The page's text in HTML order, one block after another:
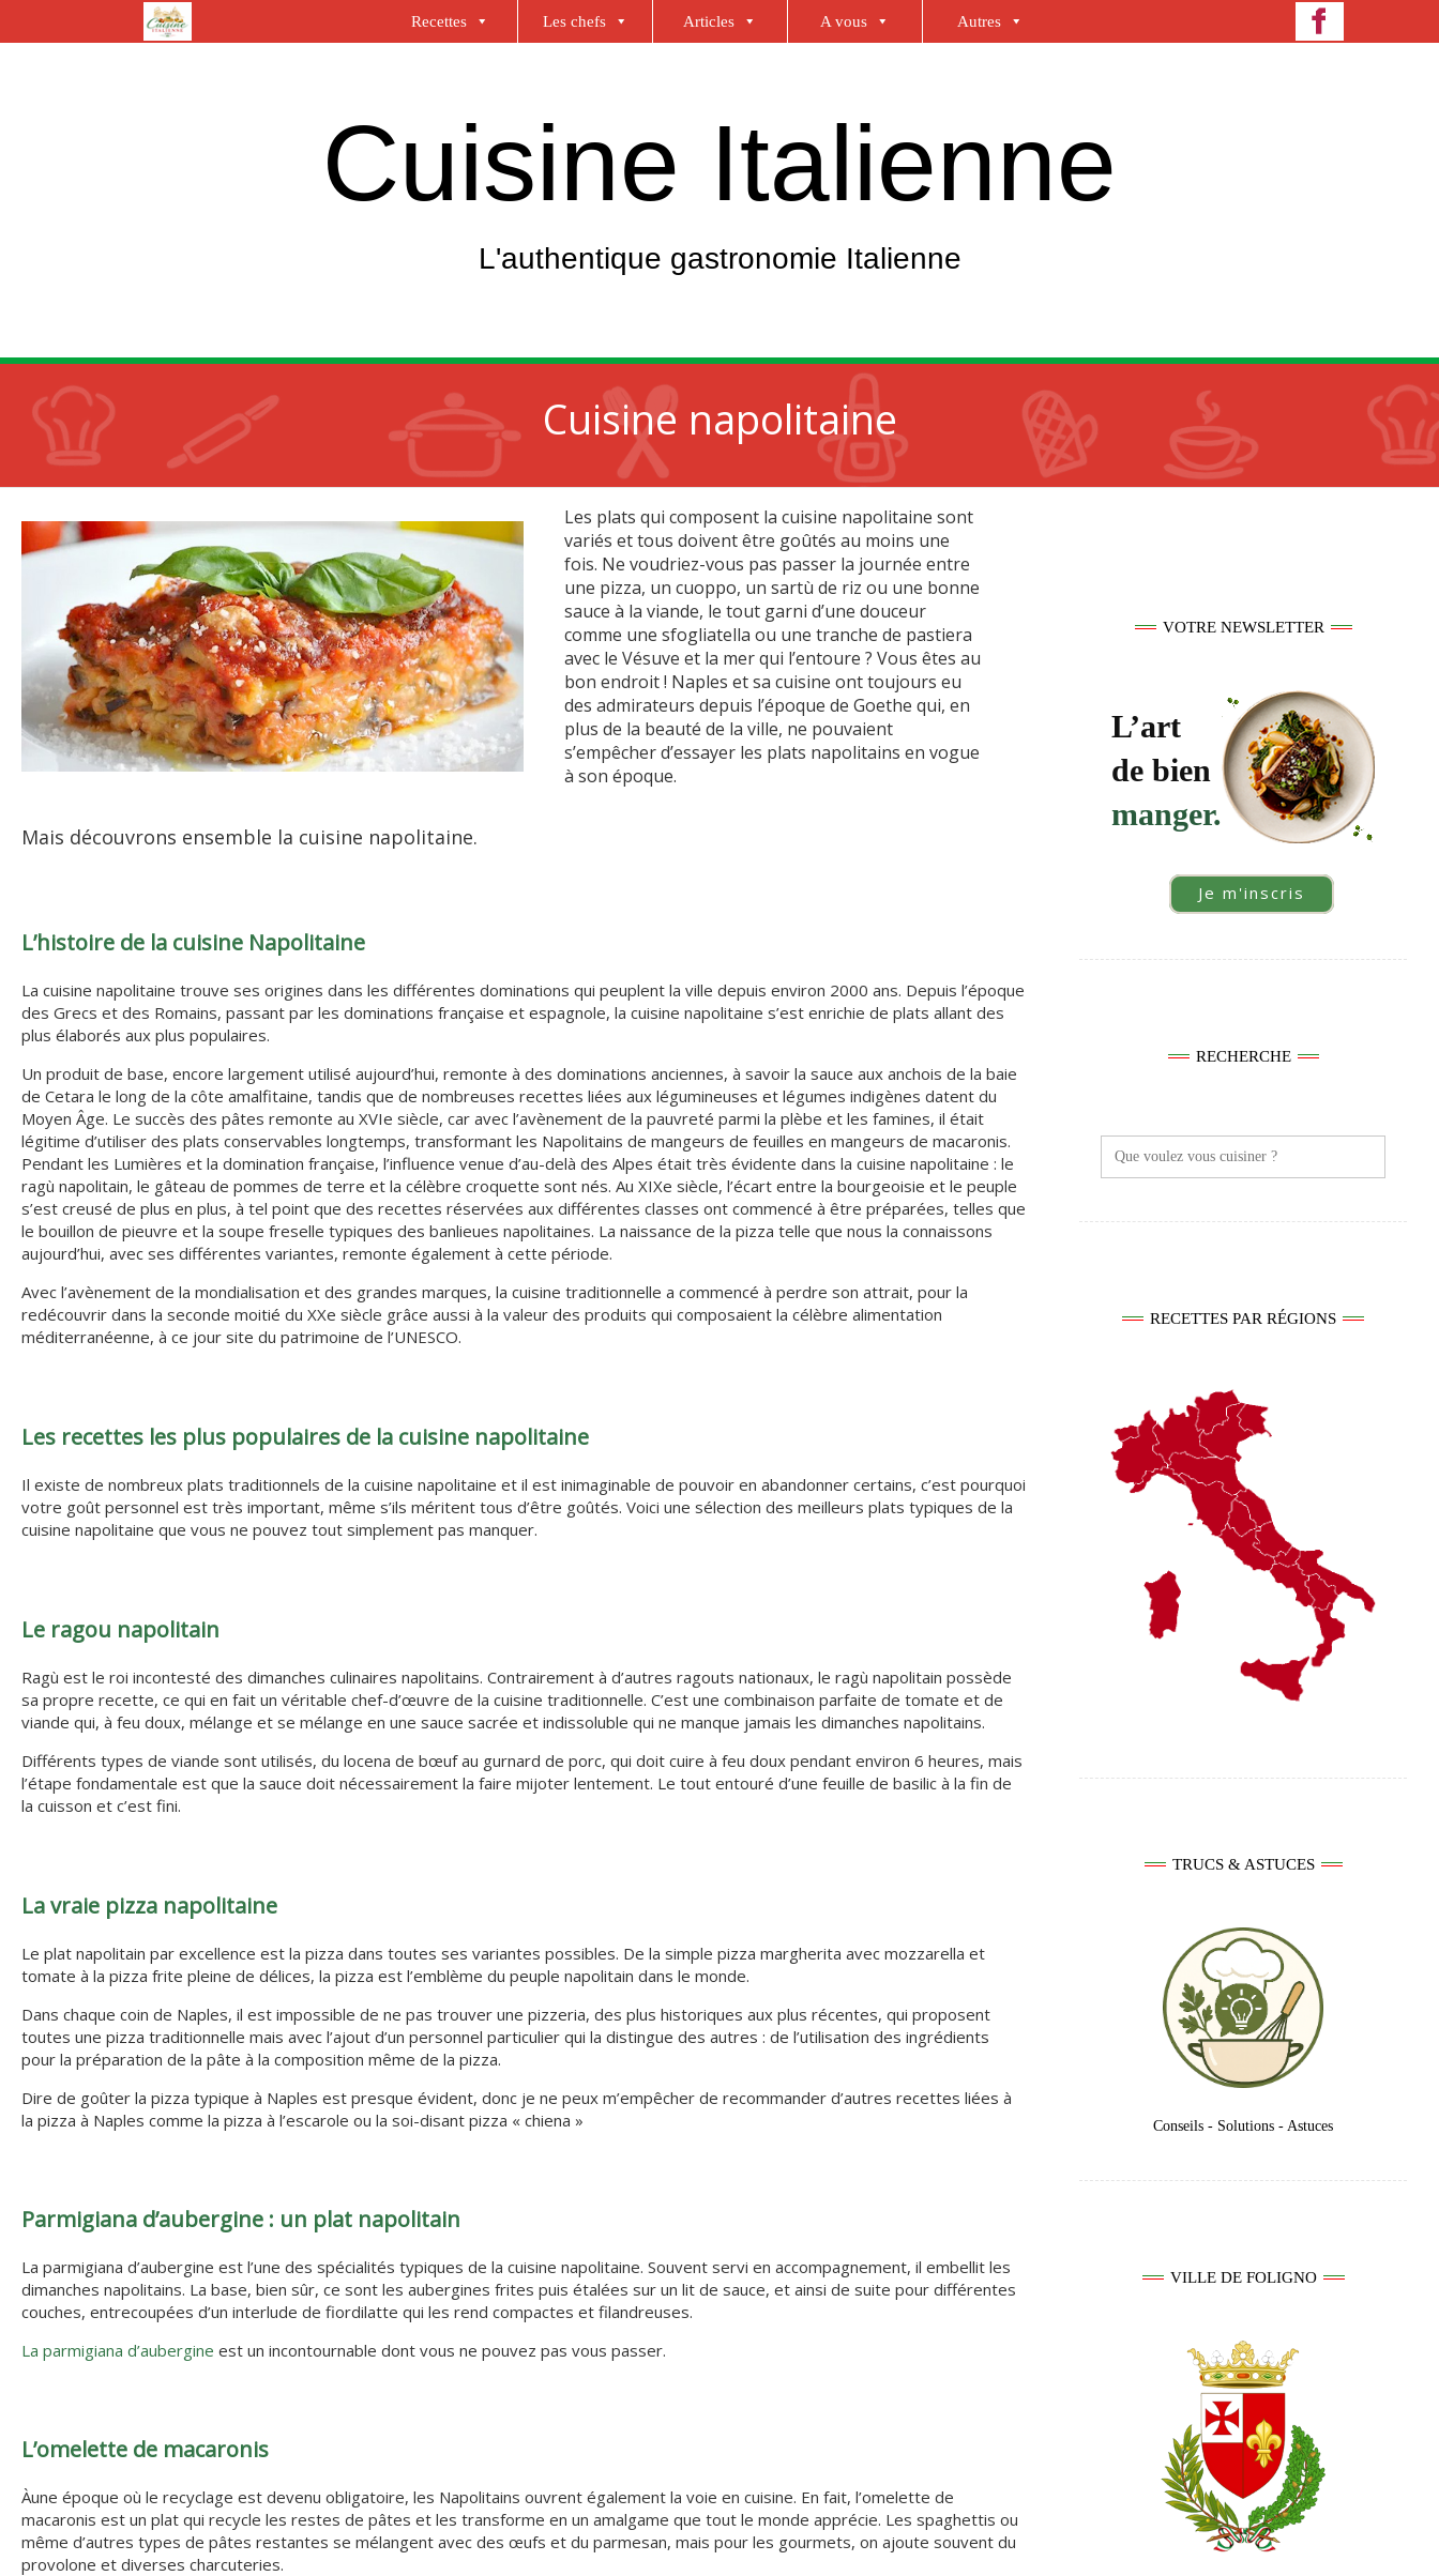
Recettes Les chefs Articles A vous Autres
Cuisine Italienne
L'authentique gastronomie Italienne
Cuisine napolitaine
Les plats qui composent la cuisine napolitaine sont
variés et tous doivent être goûtés au moins une
fois. Ne voudriez-vous pas passer la journée entre
une pizza, un cuoppo, un sartù de riz ou une bonne
sauce à la viande, le tout garni d’une douceur
comme une sfogliatella ou une tranche de pastiera
avec le Vésuve et la mer qui l’entoure ? Vous êtes au
bon endroit ! Naples et sa cuisine ont toujours eu
des admirateurs depuis l’époque de Goethe qui, en
plus de la beauté de la ville, ne pouvaient
s’empêcher d’essayer les plats napolitains en vogue
à son époque.
Mais découvrons ensemble la cuisine napolitaine.
L’histoire de la cuisine Napolitaine
La cuisine napolitaine trouve ses origines dans les différentes dominations qui peuplent la ville depuis environ 2000 ans. Depuis l’époque
des Grecs et des Romains, passant par les dominations française et espagnole, la cuisine napolitaine s’est enrichie de plats allant des
plus élaborés aux plus populaires.
Un produit de base, encore largement utilisé aujourd’hui, remonte à des dominations anciennes, à savoir la sauce aux anchois de la baie
de Cetara le long de la côte amalfitaine, tandis que de nombreuses recettes liées aux légumineuses et légumes indigènes datent du
Moyen Âge. Le succès des pâtes remonte au XVIe siècle, car avec l’avènement de la pauvreté parmi la plèbe et les famines, il était
légitime d’utiliser des plats conservables longtemps, transformant les Napolitains de mangeurs de feuilles en mangeurs de macaronis.
Pendant les Lumières et la domination française, l’influence venue d’au-delà des Alpes était très évidente dans la cuisine napolitaine : le
ragù napolitain, le gâteau de pommes de terre et la célèbre croquette sont nés. Au XIXe siècle, l’écart entre la bourgeoisie et le peuple
s’est creusé de plus en plus, à tel point que des recettes réservées aux différentes classes ont commencé à être préparées, telles que
le bouillon de pieuvre et la soupe freselle typiques des banlieues napolitaines. La naissance de la pizza telle que nous la connaissons
aujourd’hui, avec ses différentes variantes, remonte également à cette période.
Avec l’avènement de la mondialisation et des grandes marques, la cuisine traditionnelle a commencé à perdre son attrait, pour la
redécouvrir dans la seconde moitié du XXe siècle grâce aussi à la valeur des produits qui composaient la célèbre alimentation
méditerranéenne, à ce jour site du patrimoine de l’UNESCO.
Les recettes les plus populaires de la cuisine napolitaine
Il existe de nombreux plats traditionnels de la cuisine napolitaine et il est inimaginable de pouvoir en abandonner certains, c’est pourquoi
votre goût personnel est très important, même s’ils méritent tous d’être goûtés. Voici une sélection des meilleurs plats typiques de la
cuisine napolitaine que vous ne pouvez tout simplement pas manquer.
Le ragou napolitain
Ragù est le roi incontesté des dimanches culinaires napolitains. Contrairement à d’autres ragouts nationaux, le ragù napolitain possède
sa propre recette, ce qui en fait un véritable chef-d’œuvre de la cuisine traditionnelle. C’est une combinaison parfaite de tomate et de
viande qui, à feu doux, mélange et se mélange en une sauce sacrée et indissoluble qui ne manque jamais les dimanches napolitains.
Différents types de viande sont utilisés, du locena de bœuf au gurnard de porc, qui doit cuire à feu doux pendant environ 6 heures, mais
l’étape fondamentale est que la sauce doit nécessairement la faire mijoter lentement. Le tout entouré d’une feuille de basilic à la fin de
la cuisson et c’est fini.
La vraie pizza napolitaine
Le plat napolitain par excellence est la pizza dans toutes ses variantes possibles. De la simple pizza margherita avec mozzarella et
tomate à la pizza frite pleine de délices, la pizza est l’emblème du peuple napolitain dans le monde.
Dans chaque coin de Naples, il est impossible de ne pas trouver une pizzeria, des plus historiques aux plus récentes, qui proposent
toutes une pizza traditionnelle mais avec l’ajout d’un personnel particulier qui la distingue des autres : de l’utilisation des ingrédients
pour la préparation de la pâte à la composition même de la pizza.
Dire de goûter la pizza typique à Naples est presque évident, donc je ne peux m’empêcher de recommander d’autres recettes liées à
la pizza à Naples comme la pizza à l’escarole ou la soi-disant pizza « chiena »
Parmigiana d’aubergine : un plat napolitain
La parmigiana d’aubergine est l’une des spécialités typiques de la cuisine napolitaine. Souvent servi en accompagnement, il embellit les
dimanches napolitains. La base, bien sûr, ce sont les aubergines frites puis étalées sur un lit de sauce, et ainsi de suite pour différentes
couches, entrecoupées d’un interlude de fiordilatte qui les rend compactes et filandreuses.
La parmigiana d’aubergine est un incontournable dont vous ne pouvez pas vous passer.
L’omelette de macaronis
Àune époque où le recyclage est devenu obligatoire, les Napolitains ouvrent également la voie en cuisine. En fait, l’omelette de
macaronis est un plat qui recycle les restes de pâtes et les transforme en un amalgame que tout le monde apprécie. Les spaghettis ou
même d’autres types de pâtes restantes se mélangent avec des œufs et du parmesan, mais pour les gourmets, on ajoute souvent du
provolone et diverses charcuteries.
VOTRE NEWSLETTER
L’art
de bien
manger.
Je m'inscris
RECHERCHE
Search
for:
RECETTES PAR RÉGIONS
TRUCS & ASTUCES
Conseils - Solutions - Astuces
VILLE DE FOLIGNO